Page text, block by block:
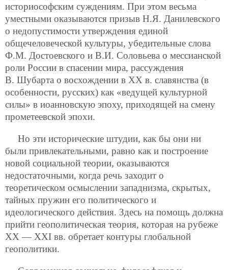
историософским суждениям. При этом весьма
уместными оказываются призыв Н.Я. Данилевского
о недопустимости утверждения единой
общечеловеческой культуры, убедительные слова
Ф.М. Достоевского и В.И. Соловьева о мессианской
роли России в спасении мира, рассуждения
В. Шубарта о восхождении в XX в. славянства (в
особенности, русских) как «ведущей культурной
силы» в иоанновскую эпоху, приходящей на смену
прометеевской эпохи.
Но эти исторические штудии, как бы они ни
были привлекательными, равно как и построение
новой социальной теории, оказываются
недостаточными, когда речь заходит о
теоретическом осмыслении западнизма, скрытых,
тайных пружин его политического и
идеологического действия. Здесь на помощь должна
прийти геополитическая теория, которая на рубеже
ХХ — ХХI вв. обретает контуры глобальной
геополитики.